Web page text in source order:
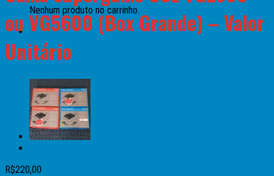
Nenhum produto no carrinho.
ou VG5600 (Box Grande) – Valor
Unitário
R$220,00